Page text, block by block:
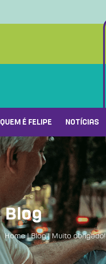
QUEM É FELIPE NOTÍCIAS
Blog
Home|Blog|Muito obrigado!